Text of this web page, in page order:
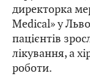
директорка
Medical» у
пацієнтів
лікування, а
роботи.